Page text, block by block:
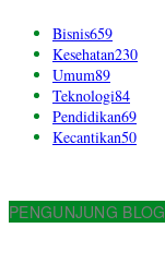
Bisnis659
Kesehatan230
Umum89
Teknologi84
Pendidikan69
Kecantikan50
PENGUNJUNG BLOG